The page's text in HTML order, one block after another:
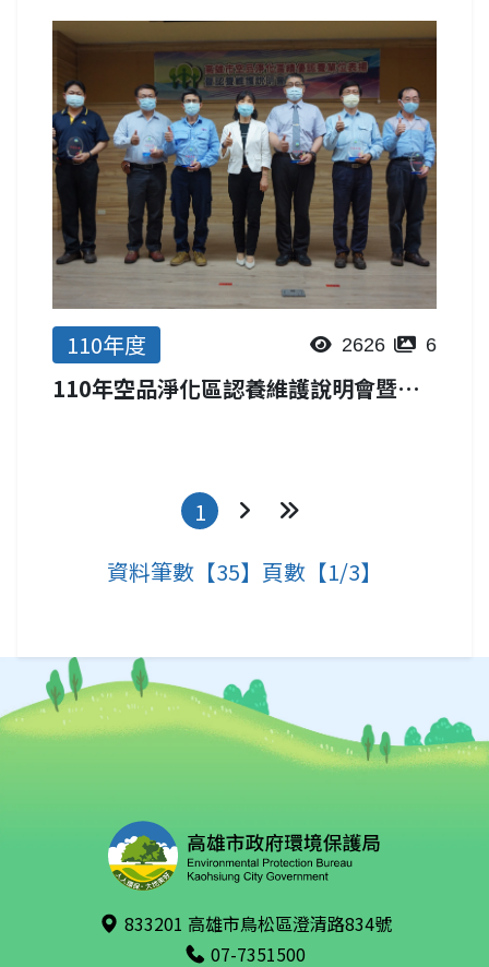
各企業或社區團體挹注經費或投入人力
共同維護空品淨化區，希冀達到見賢思
齊之效，提高本市空品淨...
110年度 2626 6
110年空品淨化區認養維護說明會暨優良認養單位頒獎
1 下一頁最後一頁
資料筆數【35】頁數【1/3】
833201 高雄市鳥松區澄清路834號
07-7351500